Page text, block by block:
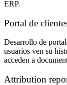
ERP.
Portal de
Desarrollo de
usuarios ven su
acceden a
Attribution